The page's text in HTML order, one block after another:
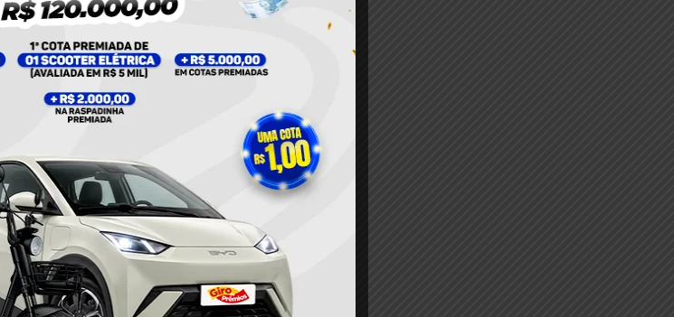
UMA PUBLICAÇÃO COMPARTILHADA POR PLANTÃO 24HORAS NEWS (@PLANTAO24HORASNEWS)